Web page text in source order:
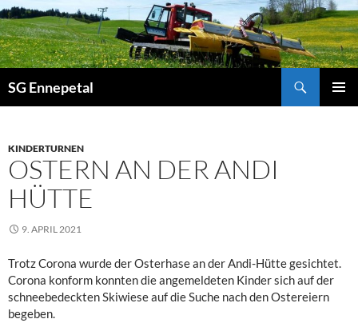
Zum
Inhalt
springen
SG Ennepetal
KINDERTURNEN
OSTERN AN DER ANDI
HÜTTE
9. APRIL 2021
Trotz Corona wurde der Osterhase an der Andi-Hütte gesichtet.
Corona konform konnten die angemeldeten Kinder sich auf der
schneebedeckten Skiwiese auf die Suche nach den Ostereiern
begeben.